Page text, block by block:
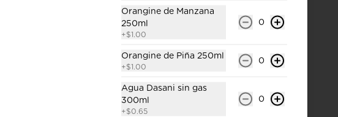
zucchini amarillo, pimiento rojo,
en salsa de maracuyá.
Orangine de Manzana
250ml
+$1.00
0
Orangine de Piña 250ml
+$1.00
0
Agua Dasani sin gas
300ml
+$0.65
0